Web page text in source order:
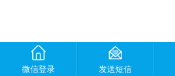
微信登录 发送短信